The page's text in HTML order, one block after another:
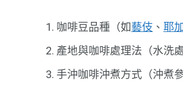
咖啡豆品種（如藝伎 、 耶
產地與咖啡處理法（水洗
手沖咖啡沖煮方式（沖煮